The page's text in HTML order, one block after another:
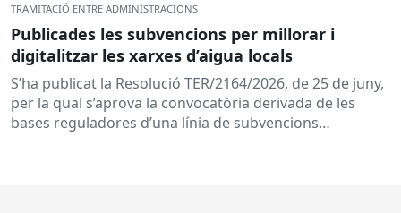
TRAMITACIÓ ENTRE ADMINISTRACIONS
Publicades les subvencions per millorar i
digitalitzar les xarxes d’aigua locals
S’ha publicat la Resolució TER/2164/2026, de 25 de juny,
per la qual s’aprova la convocatòria derivada de les
bases reguladores d’una línia de subvencions